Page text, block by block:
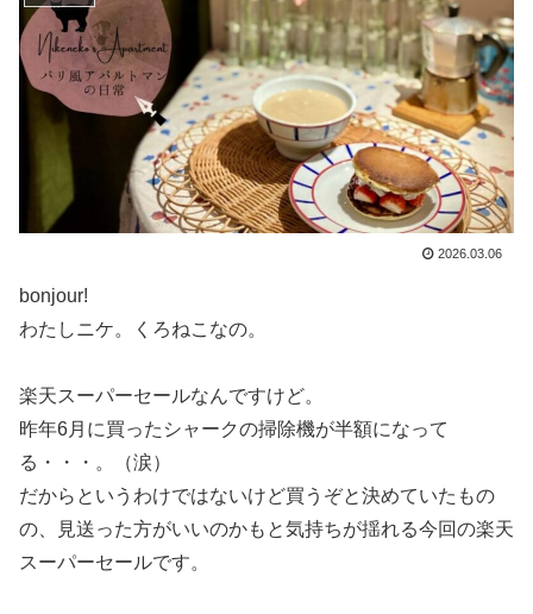
2026.03.06
bonjour!
わたしニケ。くろねこなの。
楽天スーパーセールなんですけど。
昨年6月に買ったシャークの掃除機が半額になって
る・・・。（涙）
だからというわけではないけど買うぞと決めていたもの
の、見送った方がいいのかもと気持ちが揺れる今回の楽天
スーパーセールです。